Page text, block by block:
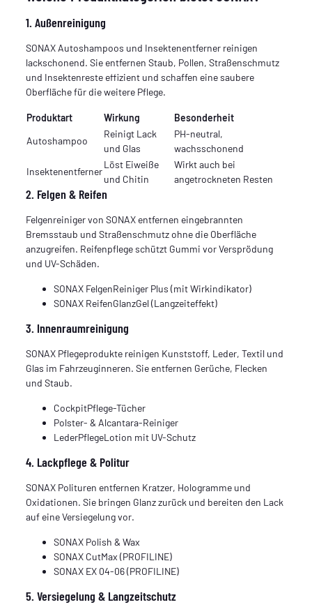
1. Außenreinigung
SONAX Autoshampoos und Insektenentferner reinigen
lackschonend. Sie entfernen Staub, Pollen, Straßenschmutz
und Insektenreste effizient und schaffen eine saubere
Oberfläche für die weitere Pflege.
Produktart Wirkung
Besonderheit
Autoshampoo
Reinigt Lack
und Glas
PH-neutral,
wachsschonend
Insektenentferner
Löst Eiweiße
und Chitin
Wirkt auch bei
angetrockneten Resten
2. Felgen & Reifen
Felgenreiniger von SONAX entfernen eingebrannten
Bremsstaub und Straßenschmutz ohne die Oberfläche
anzugreifen. Reifenpflege schützt Gummi vor Versprödung
und UV-Schäden.
SONAX FelgenReiniger Plus (mit Wirkindikator)
SONAX ReifenGlanzGel (Langzeiteffekt)
3. Innenraumreinigung
SONAX Pflegeprodukte reinigen Kunststoff, Leder, Textil und
Glas im Fahrzeuginneren. Sie entfernen Gerüche, Flecken
und Staub.
CockpitPflege-Tücher
Polster- & Alcantara-Reiniger
LederPflegeLotion mit UV-Schutz
4. Lackpflege & Politur
SONAX Polituren entfernen Kratzer, Hologramme und
Oxidationen. Sie bringen Glanz zurück und bereiten den Lack
auf eine Versiegelung vor.
SONAX Polish & Wax
SONAX CutMax (PROFILINE)
SONAX EX 04-06 (PROFILINE)
5. Versiegelung & Langzeitschutz